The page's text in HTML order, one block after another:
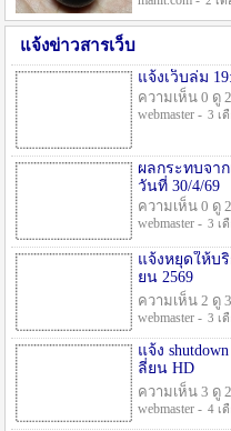
แจ้งข่าวสารเว็บ
แจ้งเว็บล่ม
ความเห็น 0 ดู
webmaster - 3 เ
ผลกระทบจาก
วันที่ 30/4/69
ความเห็น 0 ดู
webmaster - 3 เ
แจ้งหยุดให้บริ
ยน 2569
ความเห็น 2 ดู
webmaster - 3 เ
แจ้ง
ลี่ยน HD
ความเห็น 3 ดู
webmaster - 4 เ